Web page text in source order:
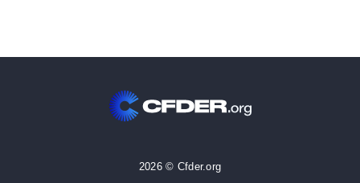
2026 © Cfder.org